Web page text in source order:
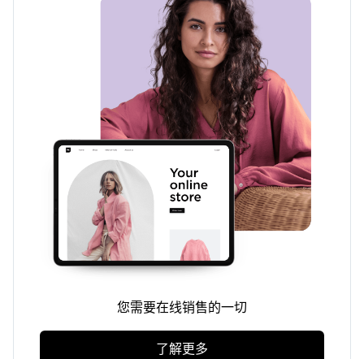
您需要在线销售的一切
了解更多